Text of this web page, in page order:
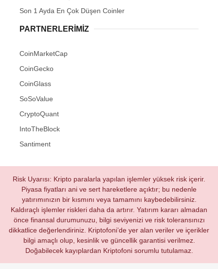
Son 1 Ayda En Çok Düşen Coinler
PARTNERLERIMIZ
CoinMarketCap
CoinGecko
CoinGlass
SoSoValue
CryptoQuant
IntoTheBlock
Santiment
Risk Uyarısı: Kripto paralarla yapılan işlemler yüksek risk içerir.
Piyasa fiyatları ani ve sert hareketlere açıktır; bu nedenle
yatırımınızın bir kısmını veya tamamını kaybedebilirsiniz.
Kaldıraçlı işlemler riskleri daha da artırır. Yatırım kararı almadan
önce finansal durumunuzu, bilgi seviyenizi ve risk toleransınızı
dikkatlice değerlendiriniz. Kriptofoni’de yer alan veriler ve içerikler
bilgi amaçlı olup, kesinlik ve güncellik garantisi verilmez.
Doğabilecek kayıplardan Kriptofoni sorumlu tutulamaz.